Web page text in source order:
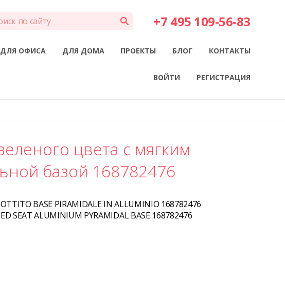
+7 495 109-56-83
ОФИСА ДЛЯ ДОМА ПРОЕКТЫ БЛОГ КОНТАКТЫ
ВОЙТИ РЕГИСТРАЦИЯ
цвета с мягким
базой 168782476
BASE PIRAMIDALE IN ALLUMINIO 168782476
SEAT ALUMINIUM PYRAMIDAL BASE 168782476